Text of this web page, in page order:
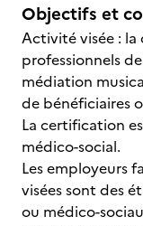
Objectifs et
Activité visée :
professionnels
médiation
de bénéficiaires
La certification
médico-social.
Les employeurs
visées sont des
ou médico-